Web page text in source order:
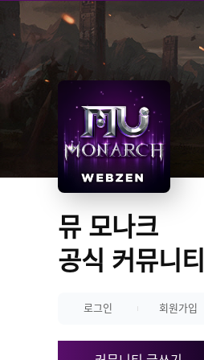
뮤 모나크
공식 커뮤니티
로그인 회원가입